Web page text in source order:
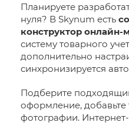
Планируете
нуля? В Skynum есть
конструктор онлайн-
систему товарного
дополнительно
синхронизируется
Подберите
оформление,
фотографии.